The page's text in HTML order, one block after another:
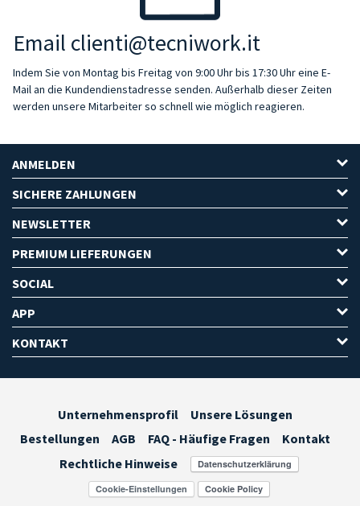
Email clienti@tecniwork.it
Indem Sie von Montag bis Freitag von 9:00 Uhr bis 17:30 Uhr eine E-
Mail an die Kundendienstadresse senden. Außerhalb dieser Zeiten
werden unsere Mitarbeiter so schnell wie möglich reagieren.
ANMELDEN
SICHERE ZAHLUNGEN
NEWSLETTER
PREMIUM LIEFERUNGEN
SOCIAL
APP
KONTAKT
Unternehmensprofil
Unsere Lösungen
Bestellungen
AGB FAQ - Häufige Fragen
Kontakt
Rechtliche Hinweise
Cookie-Einstellungen